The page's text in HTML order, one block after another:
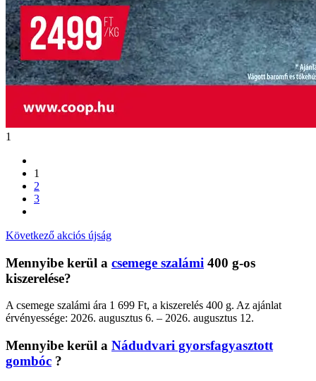
1
1
2
3
Következő akciós újság
Mennyibe kerül a csemege szalámi 400 g-os
kiszerelése?
A csemege szalámi ára 1 699 Ft, a kiszerelés 400 g. Az ajánlat
érvényessége: 2026. augusztus 6. – 2026. augusztus 12.
Mennyibe kerül a Nádudvari gyorsfagyasztott
gombóc ?